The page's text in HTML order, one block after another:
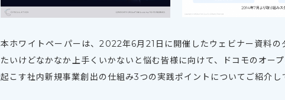
本ホワイトペーパーは、2022年6月21日に開催したウェビナー資料
たいけどなかなか上手くいかないと悩む皆様に向けて、ドコモのオー
起こす社内新規事業創出の仕組み3つの実践ポイントについてご紹介し